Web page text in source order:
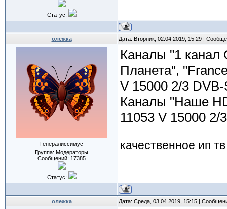
Статус:
олежка Дата: Вторник, 02.04.2019, 15:29 |
Генералиссимус
Группа: Модераторы
Сообщений: 17385
Статус:
Каналы "1 канал
Планета",
V 15000 2/3
Каналы "Наше
11053 V 15000 2/
качественное ип
олежка Дата: Среда, 03.04.2019, 15:15 |